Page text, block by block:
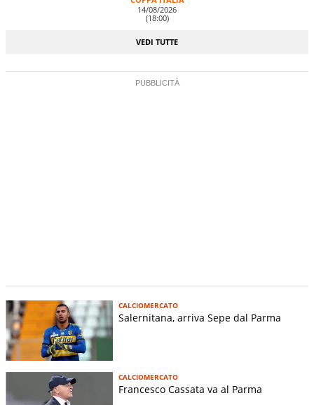
14/08/2026
(18:00)
VEDI TUTTE
CALCIOMERCATO
Salernitana, arriva Sepe dal Parma
CALCIOMERCATO
Francesco Cassata va al Parma